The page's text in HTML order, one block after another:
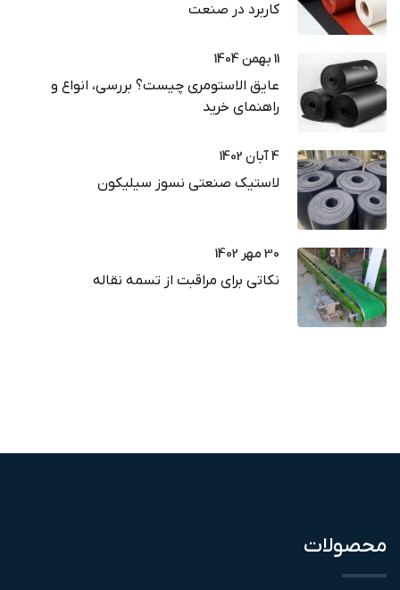
کاربرد در صنعت
11 بهمن 1404
عایق الاستومری چیست؟ بررسی، انواع و
راهنمای خرید
4 آبان 1402
لاستیک صنعتی نسوز سیلیکون
30 مهر 1402
نکاتی برای مراقبت از تسمه نقاله
محصولات